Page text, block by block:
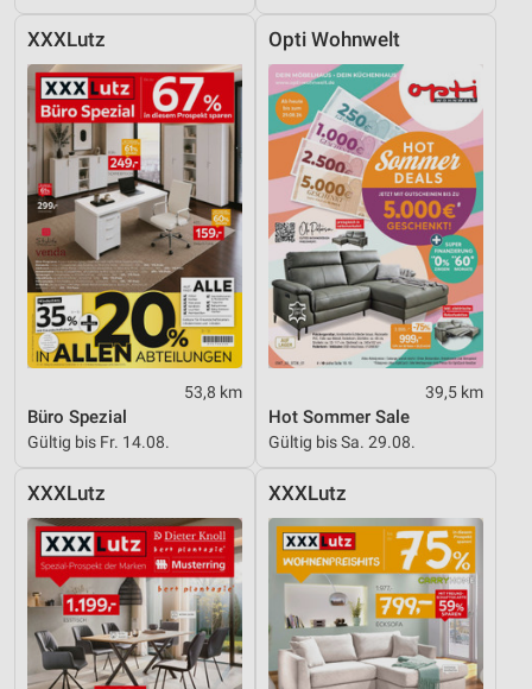
XXXLutz
53,8 km
Büro Spezial
Gültig bis Fr. 14.08.
Opti Wohnwelt
39,5 km
Hot Sommer Sale
Gültig bis Sa. 29.08.
XXXLutz XXXLutz